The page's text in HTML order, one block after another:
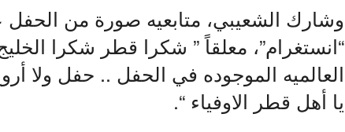
وشارك الشعيبي، متابعيه صورة من
“انستغرام”، معلقاً ” شكرا قطر شكرا
العالميه الموجوده في الحفل .. حفل ولا
يا أهل قطر الاوفياء “.